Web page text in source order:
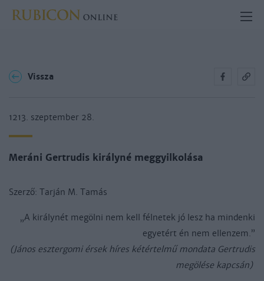
Vissza
1213. szeptember 28.
Meráni Gertrudis királyné meggyilkolása
Szerző: Tarján M. Tamás
„A királynét megölni nem kell félnetek jó lesz ha mindenki
egyetért én nem ellenzem.”
(János esztergomi érsek híres kétértelmű mondata Gertrudis
megölése kapcsán)